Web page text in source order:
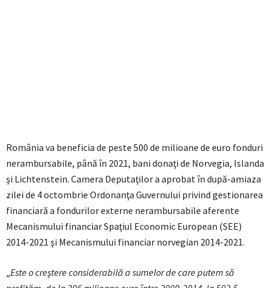
România va beneficia de peste 500 de milioane de euro fonduri
nerambursabile, până în 2021, bani donaţi de Norvegia, Islanda
şi Lichtenstein. Camera Deputaţilor a aprobat în după-amiaza
zilei de 4 octombrie Ordonanţa Guvernului privind gestionarea
financiară a fondurilor externe nerambursabile aferente
Mecanismului financiar Spaţiul Economic European (SEE)
2014-2021 şi Mecanismului financiar norvegian 2014-2021.
„Este o creştere considerabilă a sumelor de care putem să